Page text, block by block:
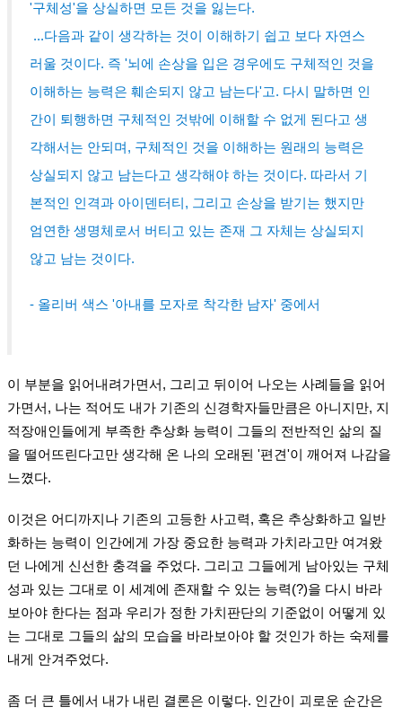
'구체성'을 상실하면 모든 것을 잃는다.
...다음과 같이 생각하는 것이 이해하기 쉽고 보다 자연스
러울 것이다. 즉 '뇌에 손상을 입은 경우에도 구체적인 것을
이해하는 능력은 훼손되지 않고 남는다'고. 다시 말하면 인
간이 퇴행하면 구체적인 것밖에 이해할 수 없게 된다고 생
각해서는 안되며, 구체적인 것을 이해하는 원래의 능력은
상실되지 않고 남는다고 생각해야 하는 것이다. 따라서 기
본적인 인격과 아이덴터티, 그리고 손상을 받기는 했지만
엄연한 생명체로서 버티고 있는 존재 그 자체는 상실되지
않고 남는 것이다.
- 올리버 색스 '아내를 모자로 착각한 남자' 중에서
이 부분을 읽어내려가면서, 그리고 뒤이어 나오는 사례들을 읽어
가면서, 나는 적어도 내가 기존의 신경학자들만큼은 아니지만, 지
적장애인들에게 부족한 추상화 능력이 그들의 전반적인 삶의 질
을 떨어뜨린다고만 생각해 온 나의 오래된 '편견'이 깨어져 나감을
느꼈다.
이것은 어디까지나 기존의 고등한 사고력, 혹은 추상화하고 일반
화하는 능력이 인간에게 가장 중요한 능력과 가치라고만 여겨왔
던 나에게 신선한 충격을 주었다. 그리고 그들에게 남아있는 구체
성과 있는 그대로 이 세계에 존재할 수 있는 능력(?)을 다시 바라
보아야 한다는 점과 우리가 정한 가치판단의 기준없이 어떻게 있
는 그대로 그들의 삶의 모습을 바라보아야 할 것인가 하는 숙제를
내게 안겨주었다.
좀 더 큰 틀에서 내가 내린 결론은 이렇다. 인간이 괴로운 순간은